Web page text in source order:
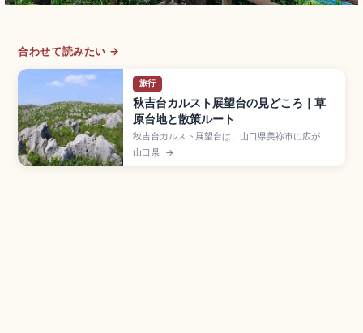
合わせて読みたい →
旅行
秋吉台カルスト展望台の見どころ｜草
原台地と散策ルート
秋吉台カルスト展望台は、山口県美祢市に広がる
日本最大級のカルスト台地を一望できるビュース
ポットで、石灰岩が点在する草原の雄大な景観が
山口県 →